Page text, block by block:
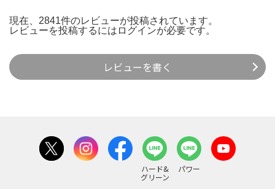
現在、2841件のレビューが投稿されています。
レビューを投稿するには ログインが必要です。
レビューを書く
ハード&
グリーン
パワー